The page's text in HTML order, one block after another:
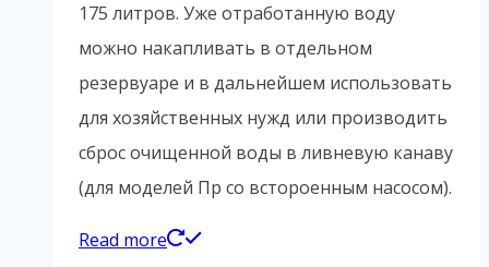
175 литров. Уже отработанную воду
можно накапливать в отдельном
резервуаре и в дальнейшем использовать
для хозяйственных нужд или производить
сброс очищенной воды в ливневую канаву
(для моделей Пр со встороенным насосом).
Read more